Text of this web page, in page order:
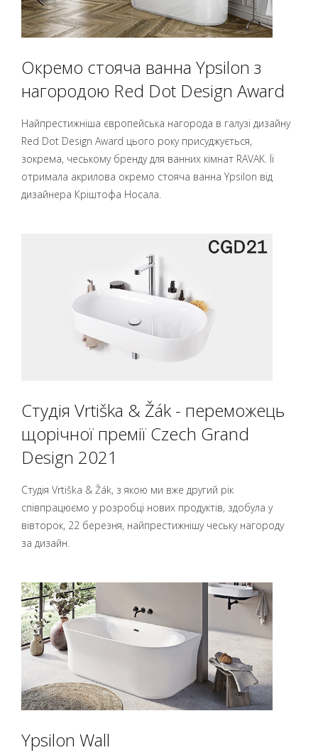
Окремо стояча ванна Ypsilon з
нагородою Red Dot Design Award
Найпрестижніша європейська нагорода в галузі дизайну
Red Dot Design Award цього року присуджується,
зокрема, чеському бренду для ванних кімнат RAVAK. Її
отримала акрилова окремо стояча ванна Ypsilon від
дизайнера Кріштофа Носала.
Студія Vrtiška & Žák - переможець
щорічної премії Czech Grand
Design 2021
Студія Vrtiška & Žák, з якою ми вже другий рік
співпрацюємо у розробці нових продуктів, здобула у
вівторок, 22 березня, найпрестижнішу чеську нагороду
за дизайн.
Ypsilon Wall